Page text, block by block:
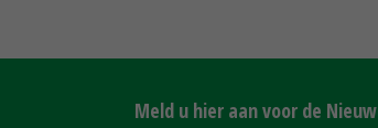
Meld u hier aan voor de